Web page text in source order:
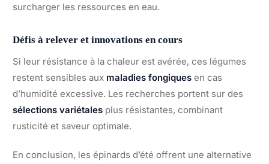
surcharger les ressources en eau.
Défis à relever et innovations en cours
Si leur résistance à la chaleur est avérée, ces légumes
restent sensibles aux maladies fongiques en cas
d’humidité excessive. Les recherches portent sur des
sélections variétales plus résistantes, combinant
rusticité et saveur optimale.
En conclusion, les épinards d’été offrent une alternative